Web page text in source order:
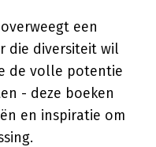
een
die diversiteit wil
de volle potentie
- deze boeken
en inspiratie om